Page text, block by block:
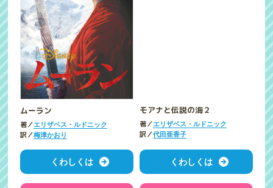
ムーラン
著／エリザベス・ルドニック
訳／梅津かおり
くわしくは
モアナと伝説の海２
著／エリザベス・ルドニック
訳／代田亜香子
くわしくは